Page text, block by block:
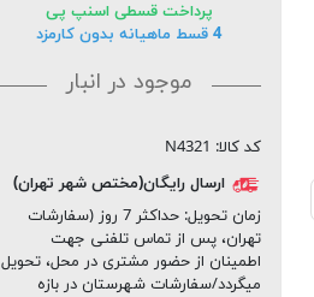
پرداخت قسطی اسنپ پی
4 قسط ماهیانه بدون کارمزد
موجود در انبار
کد کالا: N4321
ارسال رایگان(مختص شهر تهران)
زمان تحویل:
حداکثر 7 روز (سفارشات
تهران، پس از تماس تلفنی جهت
اطمینان از حضور مشتری در محل، تحویل
میگردد/سفارشات شهرستان در بازه